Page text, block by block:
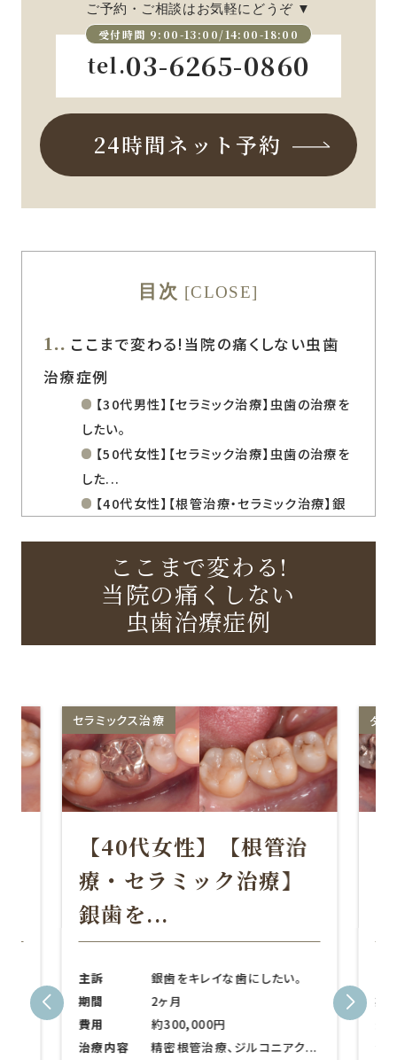
ご予約・ご相談はお気軽にどうぞ ▼
受付時間 9:00-13:00/14:00-18:00
tel.03-6265-0860
24時間ネット予約
目次 [CLOSE]
1.
ここまで変わる!当院の痛くしない虫歯
治療症例
【30代男性】【セラミック治療】虫歯の治療を
したい。
【50代女性】【セラミック治療】虫歯の治療を
した...
【40代女性】【根管治療・セラミック治療】銀
【70代女性】【ダイレクトボンディング】虫歯
の治...
【20代女性】【セラミック治療】他院で治療し
ています
当院の虫歯治療の特徴
虫歯治療の流れ
初診の流れ
初診費用の目安
初診時の費用について
お支払い方法
デンタルローンについて
総合的な治療計画
最適な治療法の提案
失ってしまった歯を補う治療
ここまで変わる!
当院の痛くしない
虫歯治療症例
ダイレクトボンディング
【70代女性】【ダイレ
クトボンディング】虫
歯の治...
主訴
虫歯の治療をしたい。銀歯を...
期間
1回
費用
約160,000円
治療内容
ダイレクトボンディング
セラ